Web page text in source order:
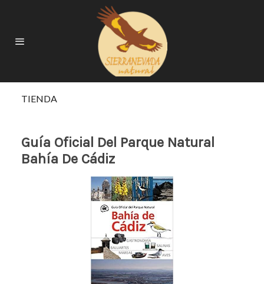
TIENDA
Guía Oficial Del Parque Natural
Bahía De Cádiz